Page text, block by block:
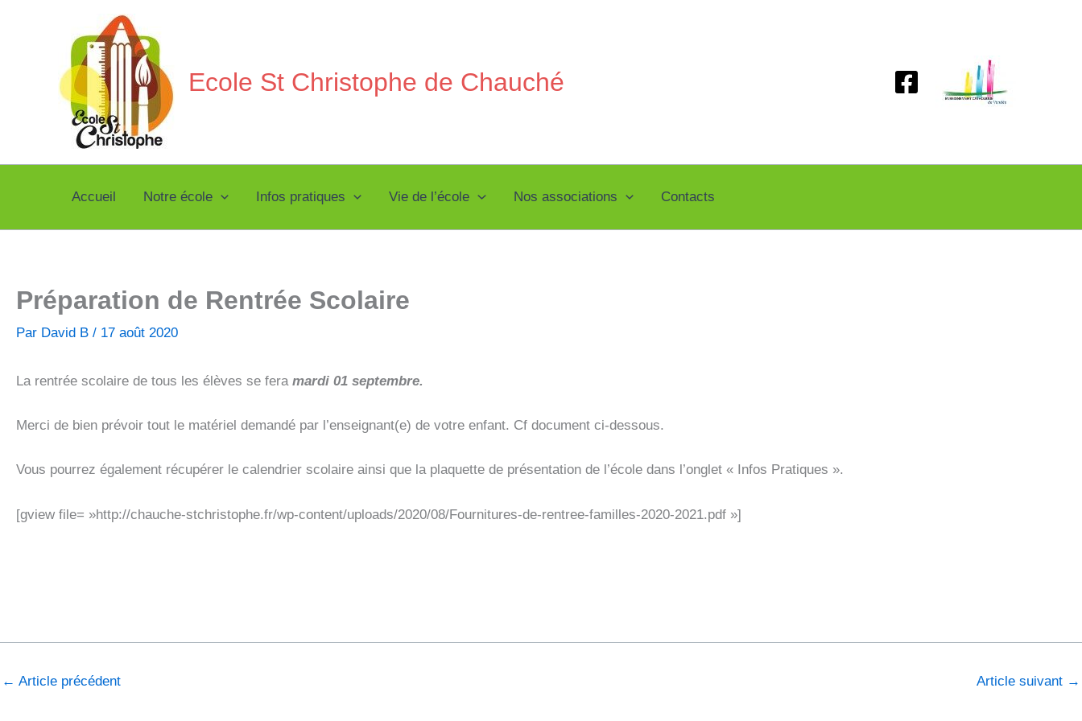
Ecole St Christophe de Chauché
Accueil Notre école Infos pratiques Vie de l’école Nos associations Contacts
Préparation de Rentrée Scolaire
Par David B / 17 août 2020
La rentrée scolaire de tous les élèves se fera mardi 01 septembre.
Merci de bien prévoir tout le matériel demandé par l’enseignant(e) de votre enfant. Cf document ci-dessous.
Vous pourrez également récupérer le calendrier scolaire ainsi que la plaquette de présentation de l’école dans l’onglet « Infos Pratiques ».
[gview file= »http://chauche-stchristophe.fr/wp-content/uploads/2020/08/Fournitures-de-rentree-familles-2020-2021.pdf »]
← Article précédent Article suivant →